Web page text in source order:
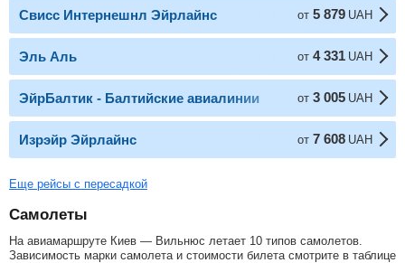
Свисс Интернешнл Эйрлайнс от 5 879 UAH
Эль Аль от 4 331 UAH
ЭйрБалтик - Балтийские авиалинии от 3 005 UAH
Изрэйр Эйрлайнc от 7 608 UAH
Еще рейсы с пересадкой
Самолеты
На авиамаршруте Киев — Вильнюс летает 10 типов самолетов.
Зависимость марки самолета и стоимости билета смотрите в таблице